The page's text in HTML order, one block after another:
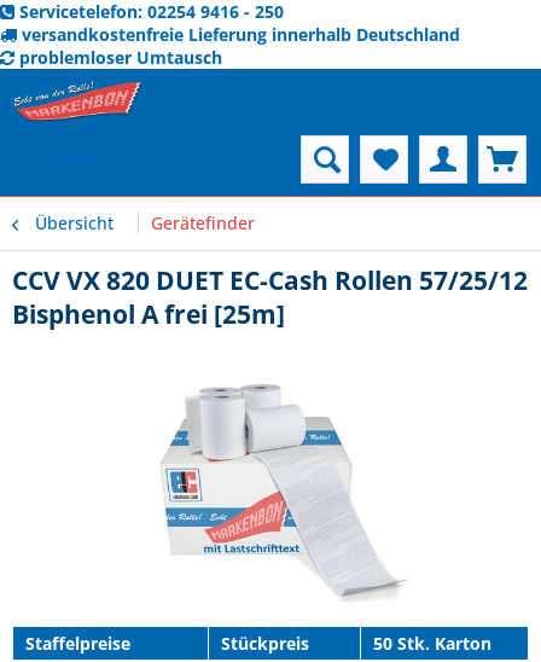
Servicetelefon: 02254 9416 - 250
versandkostenfreie Lieferung innerhalb Deutschland
problemloser Umtausch
Übersicht Gerätefinder
CCV VX 820 DUET EC-Cash Rollen 57/25/12
Bisphenol A frei [25m]
Staffelpreise Stückpreis 50 Stk. Karton